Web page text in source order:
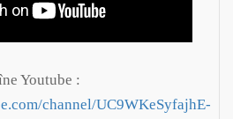
Youtube :
channel/UC9WKeSyfajhE-